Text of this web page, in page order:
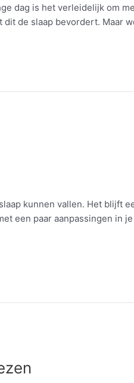
dag is het verleidelijk om
de slaap bevordert. Maar
kunnen vallen. Het blijft
een paar aanpassingen in